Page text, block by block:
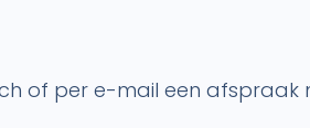
of per e-mail een afspraak